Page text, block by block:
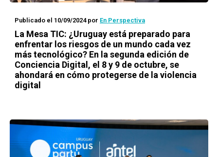
Publicado el 10/09/2024por En Perspectiva
La Mesa TIC: ¿Uruguay está preparado para
enfrentar los riesgos de un mundo cada vez
más tecnológico? En la segunda edición de
Conciencia Digital, el 8 y 9 de octubre, se
ahondará en cómo protegerse de la violencia
digital